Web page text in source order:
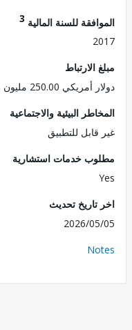
للسنة المالية3
250.00 مليون
B
البيئية والاجتماعية
للتطبيق
خدمات استشارية
تحديث
2026/